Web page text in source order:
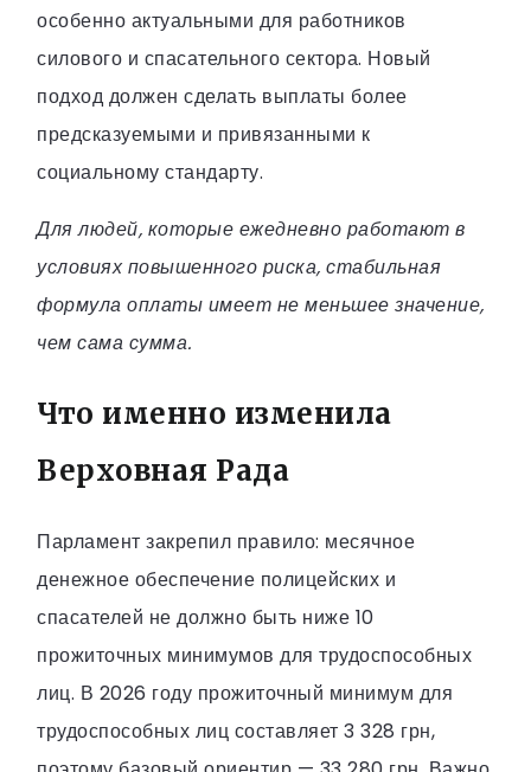
особенно актуальными для работников
силового и спасательного сектора. Новый
подход должен сделать выплаты более
предсказуемыми и привязанными к
социальному стандарту.
Для людей, которые ежедневно работают в
условиях повышенного риска, стабильная
формула оплаты имеет не меньшее значение,
чем сама сумма.
Что именно изменила
Верховная Рада
Парламент закрепил правило: месячное
денежное обеспечение полицейских и
спасателей не должно быть ниже 10
прожиточных минимумов для трудоспособных
лиц. В 2026 году прожиточный минимум для
трудоспособных лиц составляет 3 328 грн,